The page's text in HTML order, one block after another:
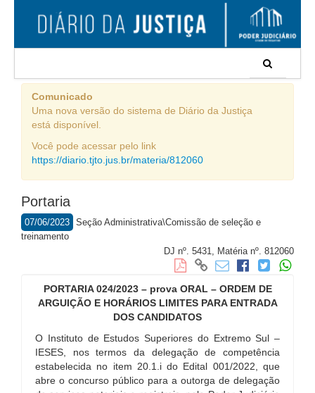
Comunicado
Uma nova versão do sistema de Diário da Justiça
está disponível.
Você pode acessar pelo link
https://diario.tjto.jus.br/materia/812060
Portaria
07/06/2023 Seção Administrativa\Comissão de seleção e
treinamento
DJ nº. 5431, Matéria nº. 812060
PORTARIA 024/2023 – prova ORAL – ORDEM DE
ARGUIÇÃO E HORÁRIOS LIMITES PARA ENTRADA
DOS CANDIDATOS
O Instituto de Estudos Superiores do Extremo Sul –
IESES, nos termos da delegação de competência
estabelecida no item 20.1.i do Edital 001/2022, que
abre o concurso público para a outorga de delegação